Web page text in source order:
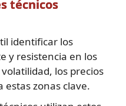
técnicos
identificar los
y resistencia en los
los precios
zonas clave.